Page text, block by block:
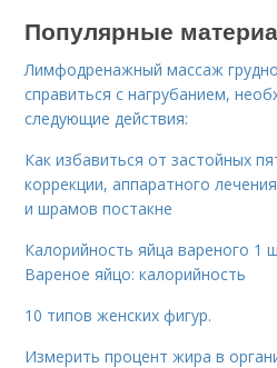
Популярные
Лимфодренажный массаж
справиться с нагрубанием,
следующие действия:
Как избавиться от застойных
коррекции, аппаратного
и шрамов постакне
Калорийность яйца вареного 1
Вареное яйцо: калорийность
10 типов женских фигур.
Измерить процент жира в